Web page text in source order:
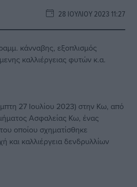
28 ΙΟΥΛΊΟΥ 2023 11:27
κάνναβης, εξοπλισμός
καλλιέργειας φυτών κ.α.
27 Ιουλίου 2023) στην Κω, από
Ασφαλείας Κω, ένας
οποίου σχηματίσθηκε
και καλλιέργεια δενδρυλλίων